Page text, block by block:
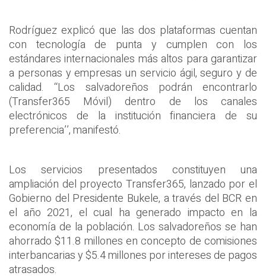
Rodríguez explicó que las dos plataformas cuentan
con tecnología de punta y cumplen con los
estándares internacionales más altos para garantizar
a personas y empresas un servicio ágil, seguro y de
calidad. ‘‘Los salvadoreños podrán encontrarlo
(Transfer365 Móvil) dentro de los canales
electrónicos de la institución financiera de su
preferencia’’, manifestó.
Los servicios presentados constituyen una
ampliación del proyecto Transfer365, lanzado por el
Gobierno del Presidente Bukele, a través del BCR en
el año 2021, el cual ha generado impacto en la
economía de la población. Los salvadoreños se han
ahorrado $11.8 millones en concepto de comisiones
interbancarias y $5.4 millones por intereses de pagos
atrasados.